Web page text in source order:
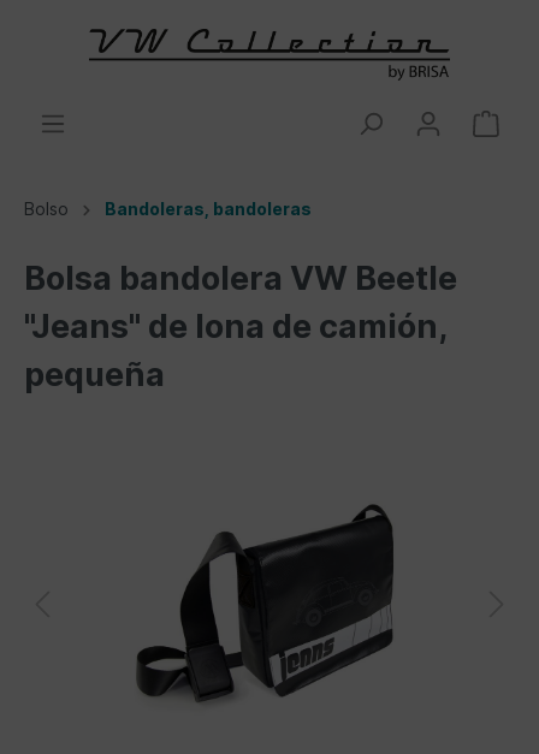
Bolso Bandoleras, bandoleras
Bolsa bandolera VW Beetle
"Jeans" de lona de camión,
pequeña